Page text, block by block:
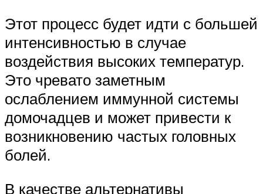
Этот процесс будет идти с большей
интенсивностью в случае
воздействия высоких температур.
Это чревато заметным
ослаблением иммунной системы
домочадцев и может привести к
возникновению частых головных
болей.
В качестве альтернативы